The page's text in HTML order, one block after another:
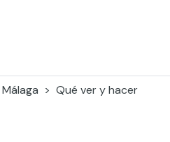
Málaga Qué ver y hacer